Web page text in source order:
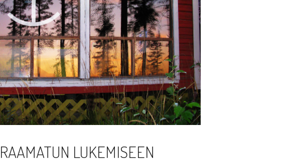
LUKEMISEEN